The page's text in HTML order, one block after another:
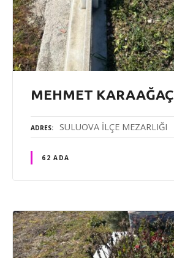
MEHMET KARAAĞAÇ
ADRES SULUOVA İLÇE MEZARLIĞI
62 ADA